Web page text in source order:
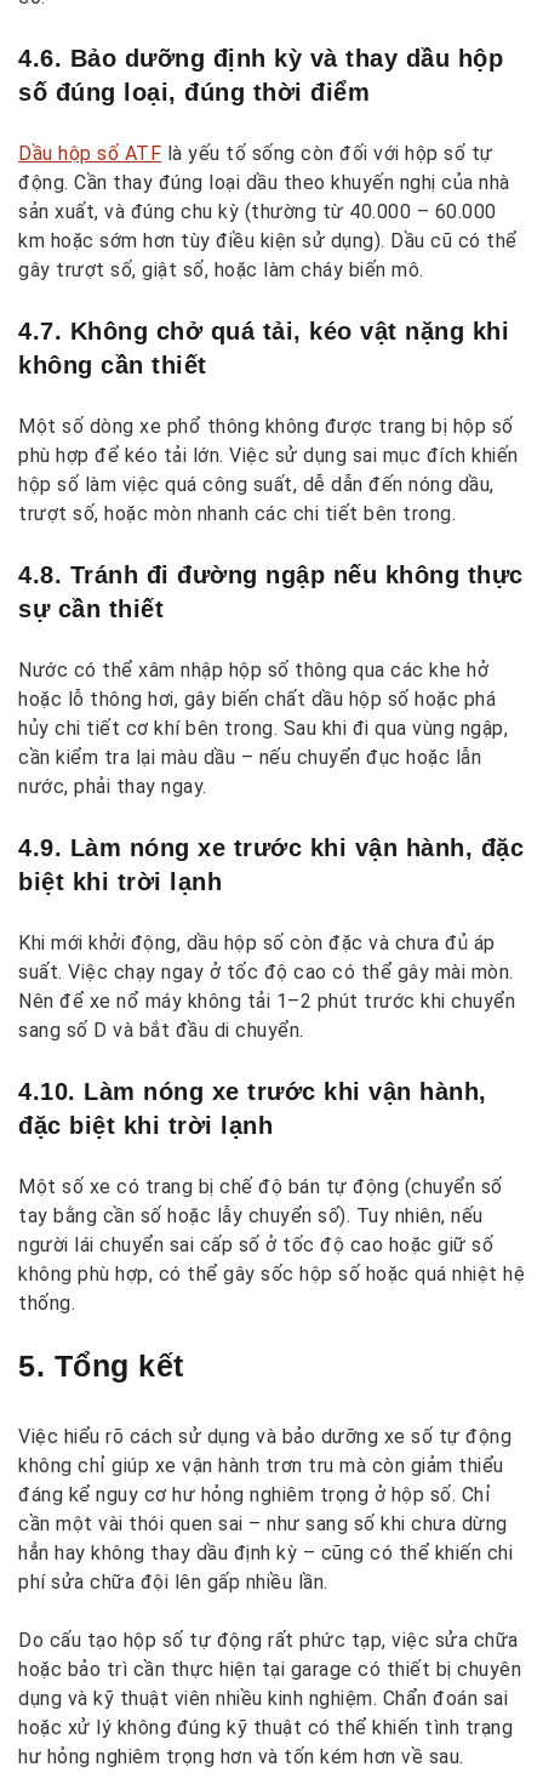
4.6. Bảo dưỡng định kỳ và thay dầu hộp
số đúng loại, đúng thời điểm
Dầu hộp số ATF là yếu tố sống còn đối với hộp số tự
động. Cần thay đúng loại dầu theo khuyến nghị của nhà
sản xuất, và đúng chu kỳ (thường từ 40.000 – 60.000
km hoặc sớm hơn tùy điều kiện sử dụng). Dầu cũ có thể
gây trượt số, giật số, hoặc làm cháy biến mô.
4.7. Không chở quá tải, kéo vật nặng khi
không cần thiết
Một số dòng xe phổ thông không được trang bị hộp số
phù hợp để kéo tải lớn. Việc sử dụng sai mục đích khiến
hộp số làm việc quá công suất, dễ dẫn đến nóng dầu,
trượt số, hoặc mòn nhanh các chi tiết bên trong.
4.8. Tránh đi đường ngập nếu không thực
sự cần thiết
Nước có thể xâm nhập hộp số thông qua các khe hở
hoặc lỗ thông hơi, gây biến chất dầu hộp số hoặc phá
hủy chi tiết cơ khí bên trong. Sau khi đi qua vùng ngập,
cần kiểm tra lại màu dầu – nếu chuyển đục hoặc lẫn
nước, phải thay ngay.
4.9. Làm nóng xe trước khi vận hành, đặc
biệt khi trời lạnh
Khi mới khởi động, dầu hộp số còn đặc và chưa đủ áp
suất. Việc chạy ngay ở tốc độ cao có thể gây mài mòn.
Nên để xe nổ máy không tải 1–2 phút trước khi chuyển
sang số D và bắt đầu di chuyển.
4.10. Làm nóng xe trước khi vận hành,
đặc biệt khi trời lạnh
Một số xe có trang bị chế độ bán tự động (chuyển số
tay bằng cần số hoặc lẫy chuyển số). Tuy nhiên, nếu
người lái chuyển sai cấp số ở tốc độ cao hoặc giữ số
không phù hợp, có thể gây sốc hộp số hoặc quá nhiệt hệ
thống.
5. Tổng kết
Việc hiểu rõ cách sử dụng và bảo dưỡng xe số tự động
không chỉ giúp xe vận hành trơn tru mà còn giảm thiểu
đáng kể nguy cơ hư hỏng nghiêm trọng ở hộp số. Chỉ
cần một vài thói quen sai – như sang số khi chưa dừng
hẳn hay không thay dầu định kỳ – cũng có thể khiến chi
phí sửa chữa đội lên gấp nhiều lần.
Do cấu tạo hộp số tự động rất phức tạp, việc sửa chữa
hoặc bảo trì cần thực hiện tại garage có thiết bị chuyên
dụng và kỹ thuật viên nhiều kinh nghiệm. Chẩn đoán sai
hoặc xử lý không đúng kỹ thuật có thể khiến tình trạng
hư hỏng nghiêm trọng hơn và tốn kém hơn về sau.